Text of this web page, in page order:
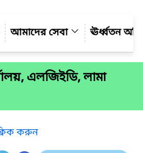
আমাদের সেবা ঊর্ধ্বতন
এলজিইডি, লামা
করুন